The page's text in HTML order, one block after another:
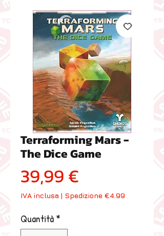
Terraforming Mars -
The Dice Game
39,99 €
IVA inclusa | Spedizione €4.99
Quantità*